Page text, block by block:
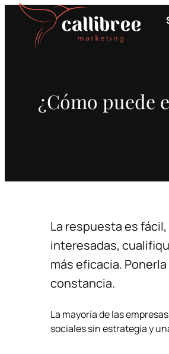
¿Cómo puede
La respuesta es
interesadas,
más eficacia.
constancia.
La mayoría de las
sociales sin estrategia y